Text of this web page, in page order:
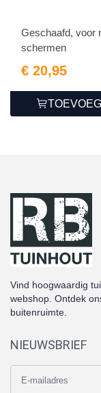
Geschaafd, voor
schermen
€ 20,95
Vind hoogwaardig
webshop. Ontdek
buitenruimte.
NIEUWSBRIEF